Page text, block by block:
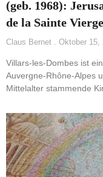
(geb. 1968):
de la Sainte
Claus Bernet Oktober 15,
Villars-les-Dombes ist
Auvergne-Rhône-Alpes
Mittelalter stammende